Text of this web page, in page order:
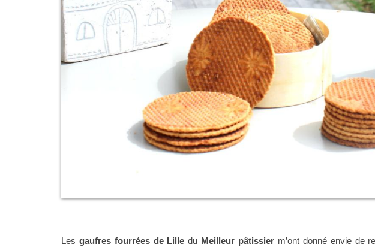
Les gaufres fourrées de Lille du Meilleur pâtissier m’ont donné envie de